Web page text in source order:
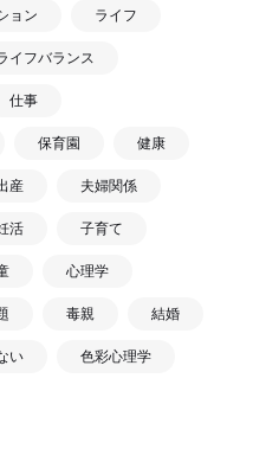
ョン ライフ
イフバランス
仕事
保育園 健康
産 夫婦関係
活 子育て
心理学
毒親 結婚
い 色彩心理学